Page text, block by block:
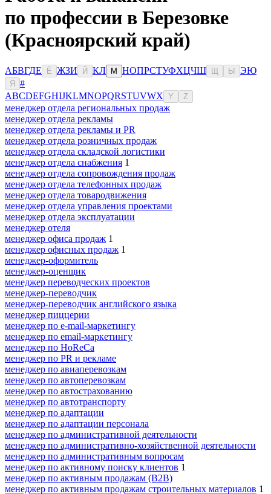
по профессии в Березовке
(Красноярский край)
АБВГДЕ Ё ЖЗИ Й КЛ М НОПРСТУФХЦЧШ Ы ЭЮ
Я
#
ABCDEFGHIJKLMNOPQRSTUVWX Y Z
менеджер отдела региональных продаж
менеджер отдела рекламы
менеджер отдела рекламы и PR
менеджер отдела розничных продаж
менеджер отдела складской логистики
менеджер отдела снабжения 1
менеджер отдела сопровождения продаж
менеджер отдела телефонных продаж
менеджер отдела товародвижения
менеджер отдела управления проектами
менеджер отдела эксплуатации
менеджер отеля
менеджер офиса продаж 1
менеджер офисных продаж 1
менеджер-оформитель
менеджер-оценщик
менеджер переводческих проектов
менеджер-переводчик
менеджер-переводчик английского языка
менеджер пиццерии
менеджер по e-mail-маркетингу
менеджер по email-маркетингу
менеджер по HoReCa
менеджер по PR и рекламе
менеджер по авиаперевозкам
менеджер по автоперевозкам
менеджер по автострахованию
менеджер по автотранспорту
менеджер по адаптации
менеджер по адаптации персонала
менеджер по административной деятельности
менеджер по административно-хозяйственной деятельности
менеджер по административным вопросам
менеджер по активному поиску клиентов 1
менеджер по активным продажам (B2B)
менеджер по активным продажам строительных материалов 1